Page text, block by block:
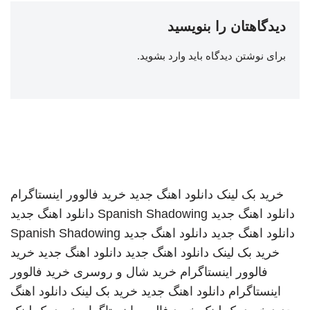
دیدگاهتان را بنویسید
برای نوشتن دیدگاه باید وارد بشوید.
خرید بک لینک دانلود اهنگ جدید خرید فالوور اینستاگرام
دانلود اهنگ جدید Spanish Shadowing دانلود اهنگ جدید
دانلود اهنگ جدید دانلود اهنگ جدید Spanish Shadowing
خرید بک لینک دانلود اهنگ جدید دانلود اهنگ جدید خرید
فالوور اینستاگرام خرید شال و روسری خرید فالوور
اینستاگرام دانلود اهنگ جدید خرید بک لینک دانلود اهنگ